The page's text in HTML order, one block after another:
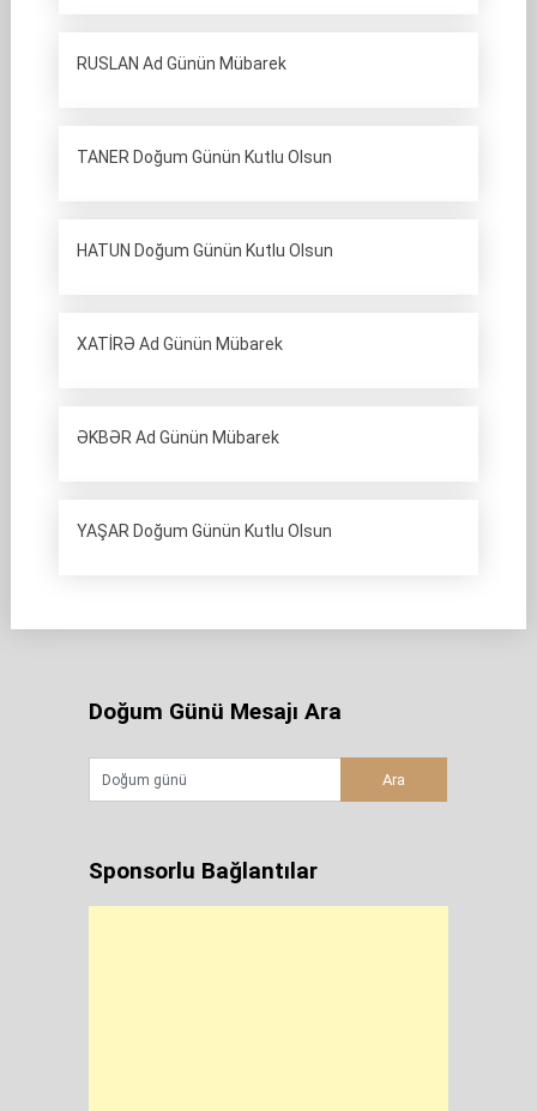
RUSLAN Ad Günün Mübarek
TANER Doğum Günün Kutlu Olsun
HATUN Doğum Günün Kutlu Olsun
XATİRƏ Ad Günün Mübarek
ƏKBƏR Ad Günün Mübarek
YAŞAR Doğum Günün Kutlu Olsun
Doğum Günü Mesajı Ara
Sponsorlu Bağlantılar